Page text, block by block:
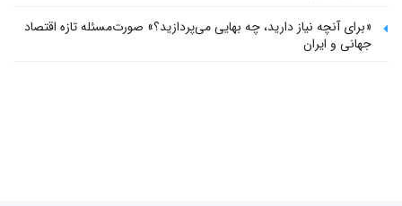
«برای آنچه نیاز دارید، چه بهایی می‌پردازید؟» صورت‌مسئله تازه اقتصاد
جهانی و ایران